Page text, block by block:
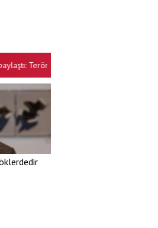
Terörsüz Türkiye projesine vatandaştan